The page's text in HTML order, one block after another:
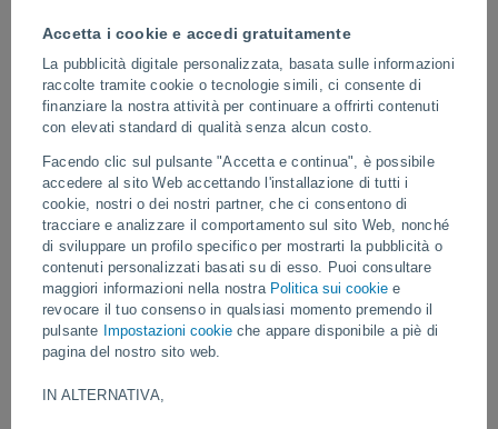
Accetta i cookie e accedi gratuitamente
La pubblicità digitale personalizzata, basata sulle informazioni
raccolte tramite cookie o tecnologie simili, ci consente di
finanziare la nostra attività per continuare a offrirti contenuti
con elevati standard di qualità senza alcun costo.
Facendo clic sul pulsante "Accetta e continua", è possibile
accedere al sito Web accettando l'installazione di tutti i
cookie, nostri o dei nostri partner, che ci consentono di
tracciare e analizzare il comportamento sul sito Web, nonché
di sviluppare un profilo specifico per mostrarti la pubblicità o
contenuti personalizzati basati su di esso. Puoi consultare
maggiori informazioni nella nostra Politica sui cookie e
revocare il tuo consenso in qualsiasi momento premendo il
pulsante Impostazioni cookieche appare disponibile a piè di
pagina del nostro sito web.
IN ALTERNATIVA,
Le strade si sono trasformate in fiumi
in diverse città del sud Italia
In diverse città del sud Italia, le forti piogge hanno creato una
situazione critica, provocando gravi allagamenti nelle strade e nelle
case, travolgendo veicoli, allagando scantinati e garage,
danneggiando attività commerciali e infrastrutture urbane e
mettendo seriamente a repentaglio la sicurezza della popolazione.
Video